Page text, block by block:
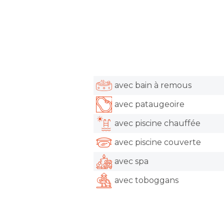
avec bain à remous
avec pataugeoire
avec piscine chauffée
avec piscine couverte
avec spa
avec toboggans